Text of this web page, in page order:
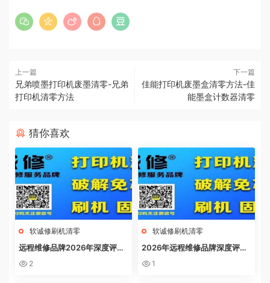
上一篇
兄弟喷墨打印机废墨清零-兄弟
打印机清零方法
下一篇
佳能打印机废墨盒清零方法-佳
能墨盒计数器清零
猜你喜欢
软诚修刷机清零
远程维修品牌2026年深度评
测：软诚修、远城修吧、远城在
2
软诚修刷机清零
2026年远程维修品牌深度评
测：软诚修、远城修吧、远城在
1